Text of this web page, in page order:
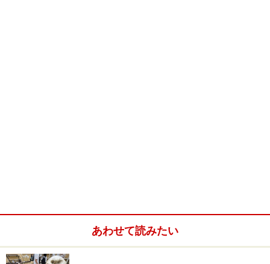
あわせて読みたい